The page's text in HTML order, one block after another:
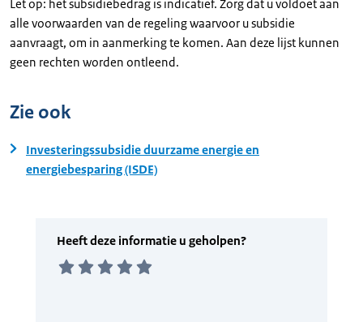
Let op: het subsidiebedrag is indicatief. Zorg dat u voldoet aan
alle voorwaarden van de regeling waarvoor u subsidie
aanvraagt, om in aanmerking te komen. Aan deze lijst kunnen
geen rechten worden ontleend.
Zie ook
Investeringssubsidie duurzame energie en
energiebesparing (ISDE)